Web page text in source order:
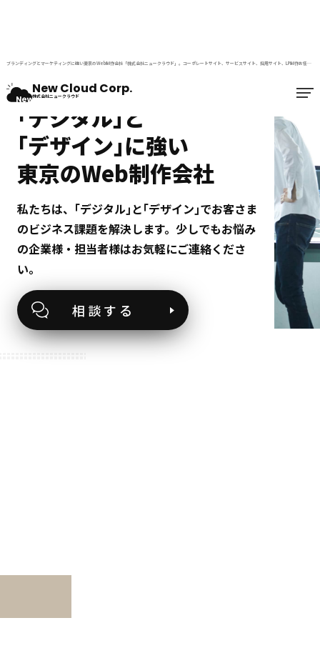
ブランディングとマーケティングに強い東京のWeb制作会社「株式会社ニュークラウド」。コーポレートサイト、サービスサイト、採用サイト、LP制作お任せください。
New Cloud Corp.
株式会社ニュークラウド
顧客獲得、ブランド力の向上、認知拡大につなげる
｢デジタル｣と
｢デザイン｣に強い
東京のWeb制作会社
私たちは、｢デジタル｣と｢デザイン｣でお客さま
のビジネス課題を解決します。少しでもお悩み
の企業様・担当者様はお気軽にご連絡くださ
い。
相談する